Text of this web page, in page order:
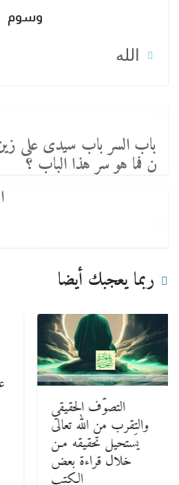
وسوم
الله
باب السر باب سيدى على زين
ن فما هو سر هذا الباب ؟
ربما يعجبك أيضا
التصوّف الحقيقي
والتقرب من الله تعالى
يَستحيل تحقيقه مـن
خلال قراءة بعض
الكتب